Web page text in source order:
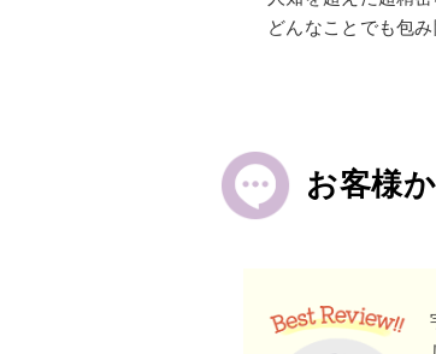
どんなことでも包
お客様